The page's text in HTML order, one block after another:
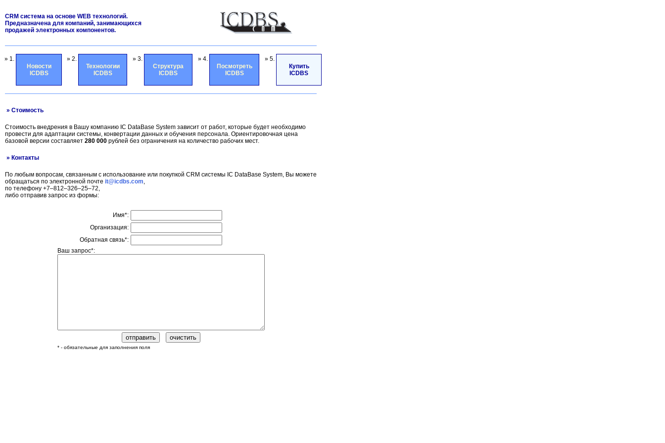
CRM система на основе WEB технологий.
Предназначена для компаний, занимающихся
продажей электронных компонентов.
» 1.
Новости
ICDBS
» 2.
Технологии
ICDBS
» 3.
Структура
ICDBS
» 4.
Посмотреть
ICDBS
» 5.
Купить
ICDBS
» Стоимость
Стоимость внедрения в Вашу компанию IC DataBase System зависит от работ, которые будет необходимо
провести для адаптации системы, конвертации данных и обучения персонала. Ориентировочная цена
базовой версии составляет 280 000 рублей без ограничения на количество рабочих мест.
» Контакты
По любым вопросам, связанным с использование или покупкой CRM системы IC DataBase System, Вы можете
обращаться по электронной почте it@icdbs.com,
по телефону +7–812–326–25–72,
либо отправив запрос из формы:
Имя*:
Организация:
Обратная связь*:
Ваш запрос*:
* - обязательные для заполнения поля